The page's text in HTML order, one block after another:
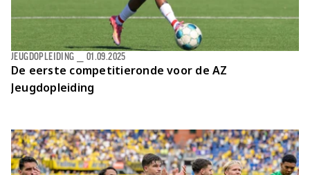
De eerste competitieronde voor de AZ
Jeugdopleiding
JEUGDOPLEIDING 01.09.2025